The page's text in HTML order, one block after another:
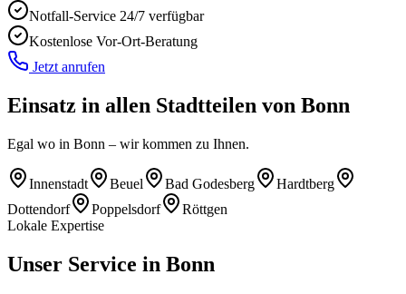
Notfall-Service 24/7 verfügbar
Kostenlose Vor-Ort-Beratung
Jetzt anrufen
Einsatz in allen Stadtteilen von Bonn
Egal wo in Bonn – wir kommen zu Ihnen.
Innenstadt Beuel Bad Godesberg
Hardtberg
Dottendorf
Poppelsdorf
Röttgen
Lokale Expertise
Unser Service in Bonn